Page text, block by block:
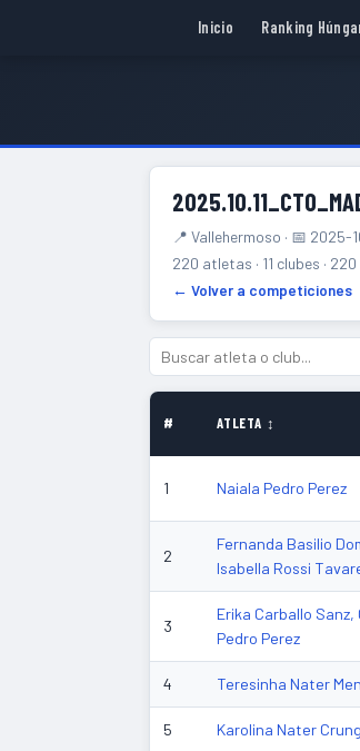
Inicio Ranking
📍 Vallehermoso · 📅 2025-
220 atletas · 11 clubes ·
← Volver a competiciones
# ATLETA ↕
1 Naiala Pedro Perez
2
Fernanda Basilio
Isabella Rossi
3
Erika Carballo
Pedro Perez
4 Teresinha Nater
5 Karolina Nater